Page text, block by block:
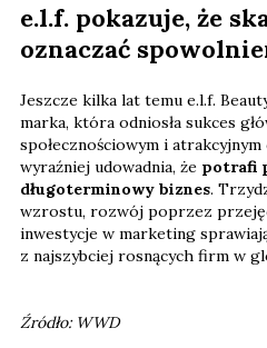
e.l.f. pokazuje, że
oznaczać
Jeszcze kilka lat temu e.l.f.
marka, która odniosła sukces
społecznościowym i
wyraźniej udowadnia, że potrafi
długoterminowy biznes.
wzrostu, rozwój poprzez
inwestycje w marketing
z najszybciej rosnących firm w
Źródło: WWD